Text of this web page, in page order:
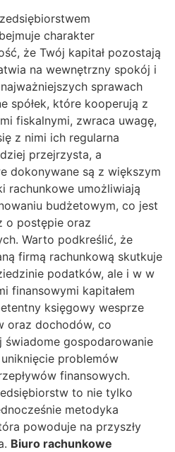
charakter
że Twój kapitał pozostają
na wewnętrzny spokój i
sprawach
spółek, które kooperują z
fiskalnymi, zwraca uwagę,
z nimi ich regularna
przejrzysta, a
dokonywane są z większym
rachunkowe umożliwiają
budżetowym, co jest
o postępie oraz
Warto podkreślić, że
firmą rachunkową skutkuje
podatków, ale i w w
finansowymi kapitałem
księgowy wesprze
oraz dochodów, co
gospodarowanie
problemów
finansowych.
to nie tylko
metodyka
powoduje na przyszły
Biuro rachunkowe